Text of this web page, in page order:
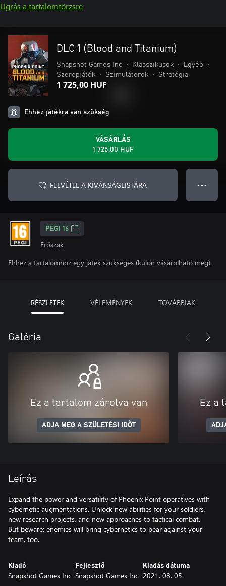
Ugrás a tartalomtörzsre
DLC 1 (Blood and Titanium)
Snapshot Games Inc • Klasszikusok • Egyéb
•
Szerepjáték
• Szimulátorok • Stratégia
1 725,00 HUF
Ehhez játékra van szükség
VÁSÁRLÁS
1 725,00 HUF
FELVÉTEL A KÍVÁNSÁGLISTÁRA ● ● ●
PEGI 16
Erőszak
Ehhez a tartalomhoz egy játék szükséges (külön vásárolható meg).
RÉSZLETEK VÉLEMÉNYEK TOVÁBBIAK
Galéria
Ez a tartalom zárolva van
ADJA MEG A SZÜLETÉSI IDŐT
Ez a
Leírás
Expand the power and versatility of Phoenix Point operatives with
cybernetic augmentations. Unlock new abilities for your soldiers,
new research projects, and new approaches to tactical combat.
But beware: enemies will bring cybernetics to bear against your
team, too.
Kiadó
Snapshot Games Inc
Fejlesztő
Snapshot Games Inc
Kiadás dátuma
2021. 08. 05.